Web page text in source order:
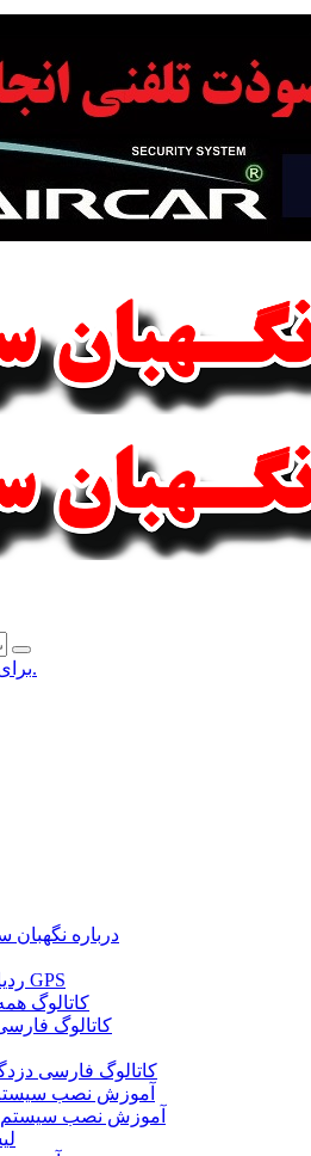
برای محصولات بیشتر کلیک کنید.
درباره
ردیاب خودرو جی پی اس GPS
کاتالوگ
کاتالوگ
کاتالوگ فارسی
آموزش نصب
آموزش نصب سیستم